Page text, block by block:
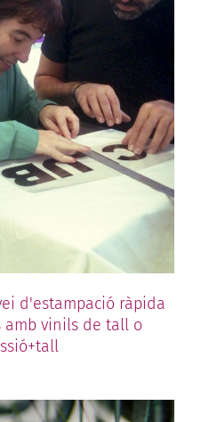
d'estampació ràpida
amb vinils de tall o